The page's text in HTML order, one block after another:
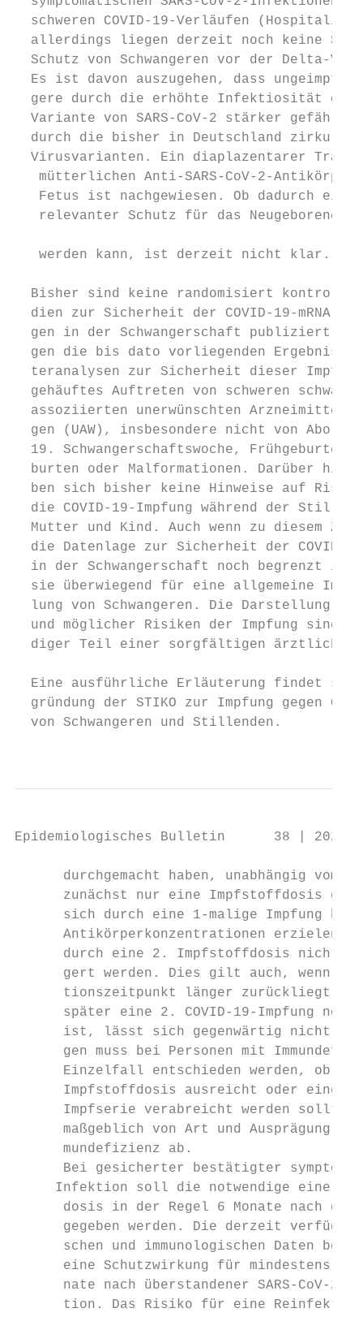
schweren COVID-19-Verläufen
allerdings liegen derzeit noch keine
Schutz von Schwangeren vor der Delta-
Es ist davon auszugehen, dass
gere durch die erhöhte Infektiosität
Variante von SARS-CoV-2 stärker
durch die bisher in Deutschland
­Virusvarianten. Ein diaplazentarer
mütterlichen Anti-SARS-CoV-2-
Fetus ist nachgewiesen. Ob dadurch ein
relevanter Schutz für das Neugeborene
­werden kann, ist derzeit nicht klar.
Bisher sind keine randomisiert
dien zur Sicherheit der COVID-19-mRNA-
gen in der Schwangerschaft publiziert.
gen die bis dato vorliegenden
teranalysen zur Sicherheit dieser
gehäuftes Auftreten von schweren
assoziierten unerwünschten
gen (UAW), insbesondere nicht von
19. Schwangerschaftswoche,
burten oder Malformationen. Darüber
ben sich bisher keine Hinweise auf
die COVID-19-Impfung während der
Mutter und Kind. Auch wenn zu diesem
die Datenlage zur Sicherheit der COVID-
in der Schwangerschaft noch begrenzt
sie überwiegend für eine allgemeine
lung von Schwangeren. Die Darstellung
und möglicher Risiken der Impfung sind
diger Teil einer sorgfältigen
Eine ausführliche Erläuterung findet
gründung der STIKO zur Impfung gegen
von Schwangeren und Stillenden.
Epidemiologisches Bulletin      38 |
durchgemacht haben, unabhängig vom
zunächst nur eine Impfstoffdosis
sich durch eine 1-malige Impfung
Antikörperkonzentrationen erzielen
durch eine 2. Impfstoffdosis nicht
gert werden. Dies gilt auch, wenn
tionszeitpunkt länger zurückliegt.
später eine 2. COVID-19-Impfung
ist, lässt sich gegenwärtig nicht
gen muss bei Personen mit
Einzelfall entschieden werden, ob
Impfstoffdosis ausreicht oder eine
Impfserie verabreicht werden
maßgeblich von Art und Ausprägung
mundefizienz ab.
Bei gesicherter bestätigter
­Infektion soll die notwendige eine
dosis in der Regel 6 Monate nach
gegeben werden. Die derzeit
schen und immunologischen Daten
eine Schutzwirkung für mindestens 6
nate nach überstandener SARS-CoV-2-
tion. Das Risiko für eine